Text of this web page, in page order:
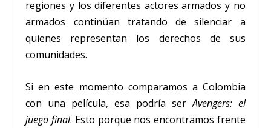
regiones y los diferentes actores armados y no
armados continúan tratando de silenciar a
quienes representan los derechos de sus
comunidades.
Si en este momento comparamos a Colombia
con una película, esa podría serAvengers: el
juego final. Esto porque nos encontramos frente